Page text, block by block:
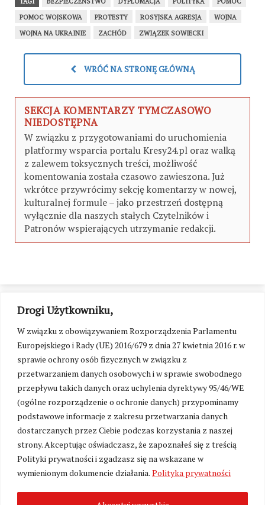
Drogi Użytkowniku,
W związku z obowiązywaniem Rozporządzenia Parlamentu
Europejskiego i Rady (UE) 2016/679 z dnia 27 kwietnia 2016 r. w
sprawie ochrony osób fizycznych w związku z
przetwarzaniem danych osobowych i w sprawie swobodnego
przepływu takich danych oraz uchylenia dyrektywy 95/46/WE
(ogólne rozporządzenie o ochronie danych) przypominamy
podstawowe informacje z zakresu przetwarzania danych
dostarczanych przez Ciebie podczas korzystania z naszej
strony. Akceptując oświadczasz, że zapoznałeś się z treścią
Polityki prywatności i zgadzasz się na wskazane w
wymienionym dokumencie działania. Polityka prywatności
POMOC WOJSKOWA
PROTESTY ROSYJSKA AGRESJA
WOJNA
WOJNA NA UKRAINIE
ZACHÓD ZWIĄZEK SOWIECKI
WRÓĆ NA STRONĘ GŁÓWNĄ
SEKCJA KOMENTARZY TYMCZASOWO
NIEDOSTĘPNA
W związku z przygotowaniami do uruchomienia
platformy wsparcia portalu Kresy24.pl oraz walką
z zalewem toksycznych treści, możliwość
komentowania została czasowo zawieszona. Już
wkrótce przywrócimy sekcję komentarzy w nowej,
kulturalnej formule – jako przestrzeń dostępną
wyłącznie dla naszych stałych Czytelników i
Patronów wspierających utrzymanie redakcji.
Zmień ustawienia cookies